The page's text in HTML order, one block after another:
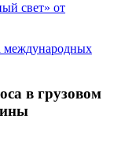
свет» от
международных
в грузовом